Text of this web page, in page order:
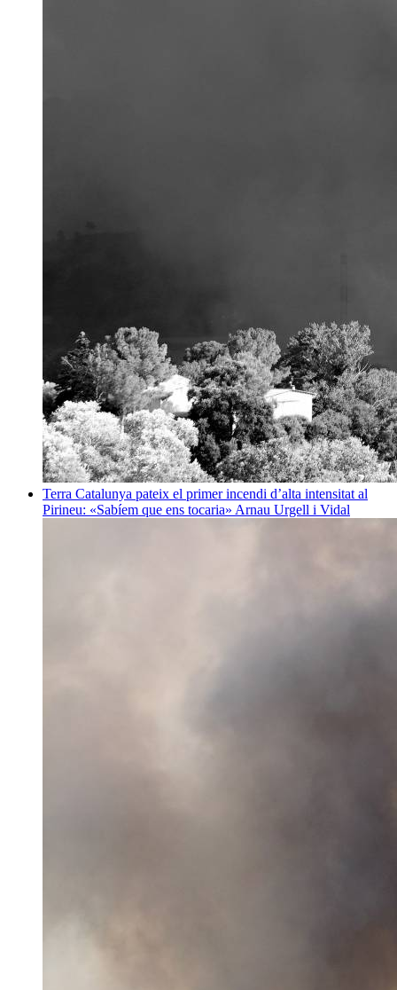
Terra Catalunya pateix el primer incendi d’alta intensitat al
Pirineu: «Sabíem que ens tocaria» Arnau Urgell i Vidal